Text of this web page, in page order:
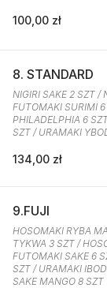
100,00 zł
8. STANDARD
NIGIRI SAKE 2 SZT /
FUTOMAKI SURIMI
PHILADELPHIA 6
SZT / URAMAKI
134,00 zł
9.FUJI
HOSOMAKI RYBA
TYKWA 3 SZT /
FUTOMAKI SAKE 6
SZT / URAMAKI
SAKE MANGO 8 SZT